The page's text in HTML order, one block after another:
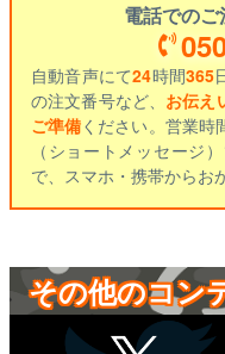
電話での
自動音声にて24時間365
の注文番号など、 お伝え
ご準備ください。営業時
（ショートメッセージ
で、スマホ・携帯からお
その他のコン